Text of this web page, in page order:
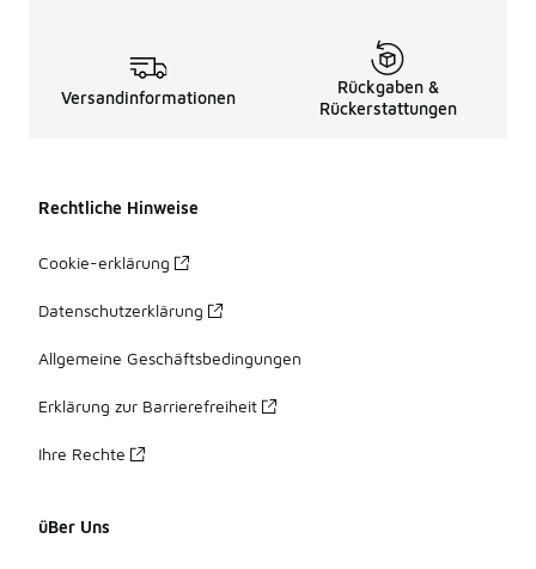
Versandinformationen
Rückgaben &
Rückerstattungen
Rechtliche Hinweise
Cookie-erklärung
Datenschutzerklärung
Allgemeine Geschäftsbedingungen
Erklärung zur Barrierefreiheit
Ihre Rechte
üBer Uns